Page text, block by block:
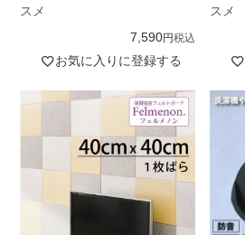
スメ
7,590 税込
お気に入りに登録する
スメ